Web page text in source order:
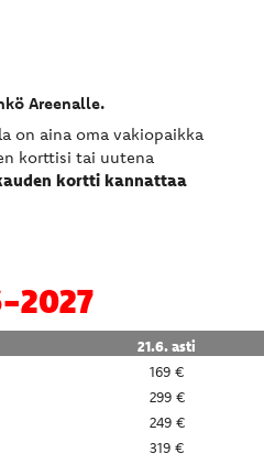
Areenalle.
on aina oma vakiopaikka
korttisi tai uutena
kortti kannattaa
2027
21.6. asti
169 €
299 €
249 €
319 €